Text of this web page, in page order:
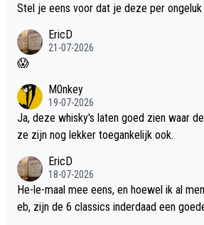
Stel je eens voor dat je deze per ongeluk
EricD
21-07-2026
😱
M0nkey
19-07-2026
Ja, deze whisky's laten goed zien waar
ze zijn nog lekker toegankelijk ook.
EricD
18-07-2026
He-le-maal mee eens, en hoewel ik al
eb, zijn de 6 classics inderdaad een